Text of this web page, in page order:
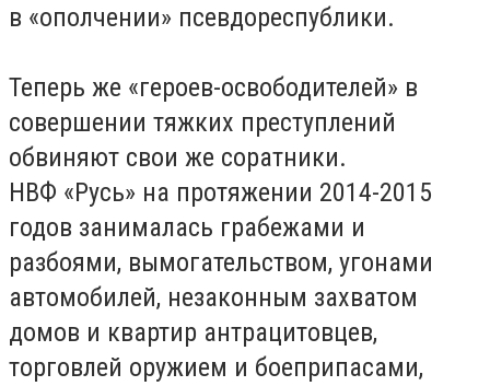
в «ополчении» псевдореспублики.
Теперь же «героев-освободителей» в
совершении тяжких преступлений
обвиняют свои же соратники.
НВФ «Русь» на протяжении 2014-2015
годов занималась грабежами и
разбоями, вымогательством, угонами
автомобилей, незаконным захватом
домов и квартир антрацитовцев,
торговлей оружием и боеприпасами,